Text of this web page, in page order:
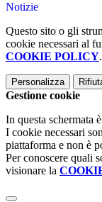
Notizie
Questo sito o gli
cookie necessari al
COOKIE POLICY.
Personalizza
Gestione cookie
In questa schermata
I cookie necessari
piattaforma e non è
Per conoscere quali
visionare la